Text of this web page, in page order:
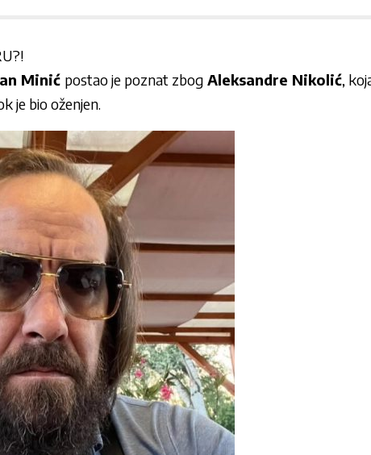
Minić postao je poznat zbog Aleksandre Nikolić,
je bio oženjen.